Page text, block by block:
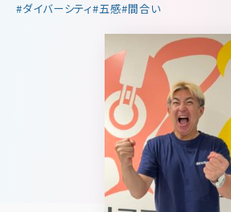
ダイバーシティ 五感 間合い